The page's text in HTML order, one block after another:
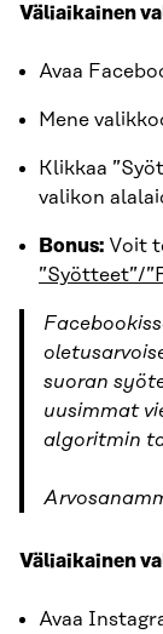
Väliaikainen
Avaa
Mene
Klikkaa
valikon
Bonus: Voit
”Syötteet”/
suoran
uusimmat
algoritmin
Väliaikainen
Avaa